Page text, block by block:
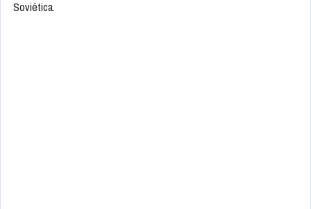
Soviética.